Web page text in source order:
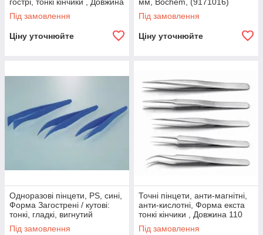
110 мм, Ideal-tek,
Під замовлення
Ціну уточнюйте
Під замовлення
Ціну уточнюйте
Одноразові пінцети, PS, сині,
Форма Загострені / кутові:
тонкі, гладкі, вигнутий
наконечник , Довжина 130
Під замовлення
Точні пінцети, анти-магнітні,
анти-кислотні, Форма екста
тонкі кінчики , Довжина 110
мм, Ideal-tek,
Під замовлення